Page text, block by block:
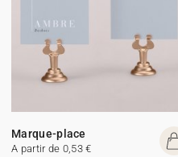
Marque-place
A partir de 0,53 €